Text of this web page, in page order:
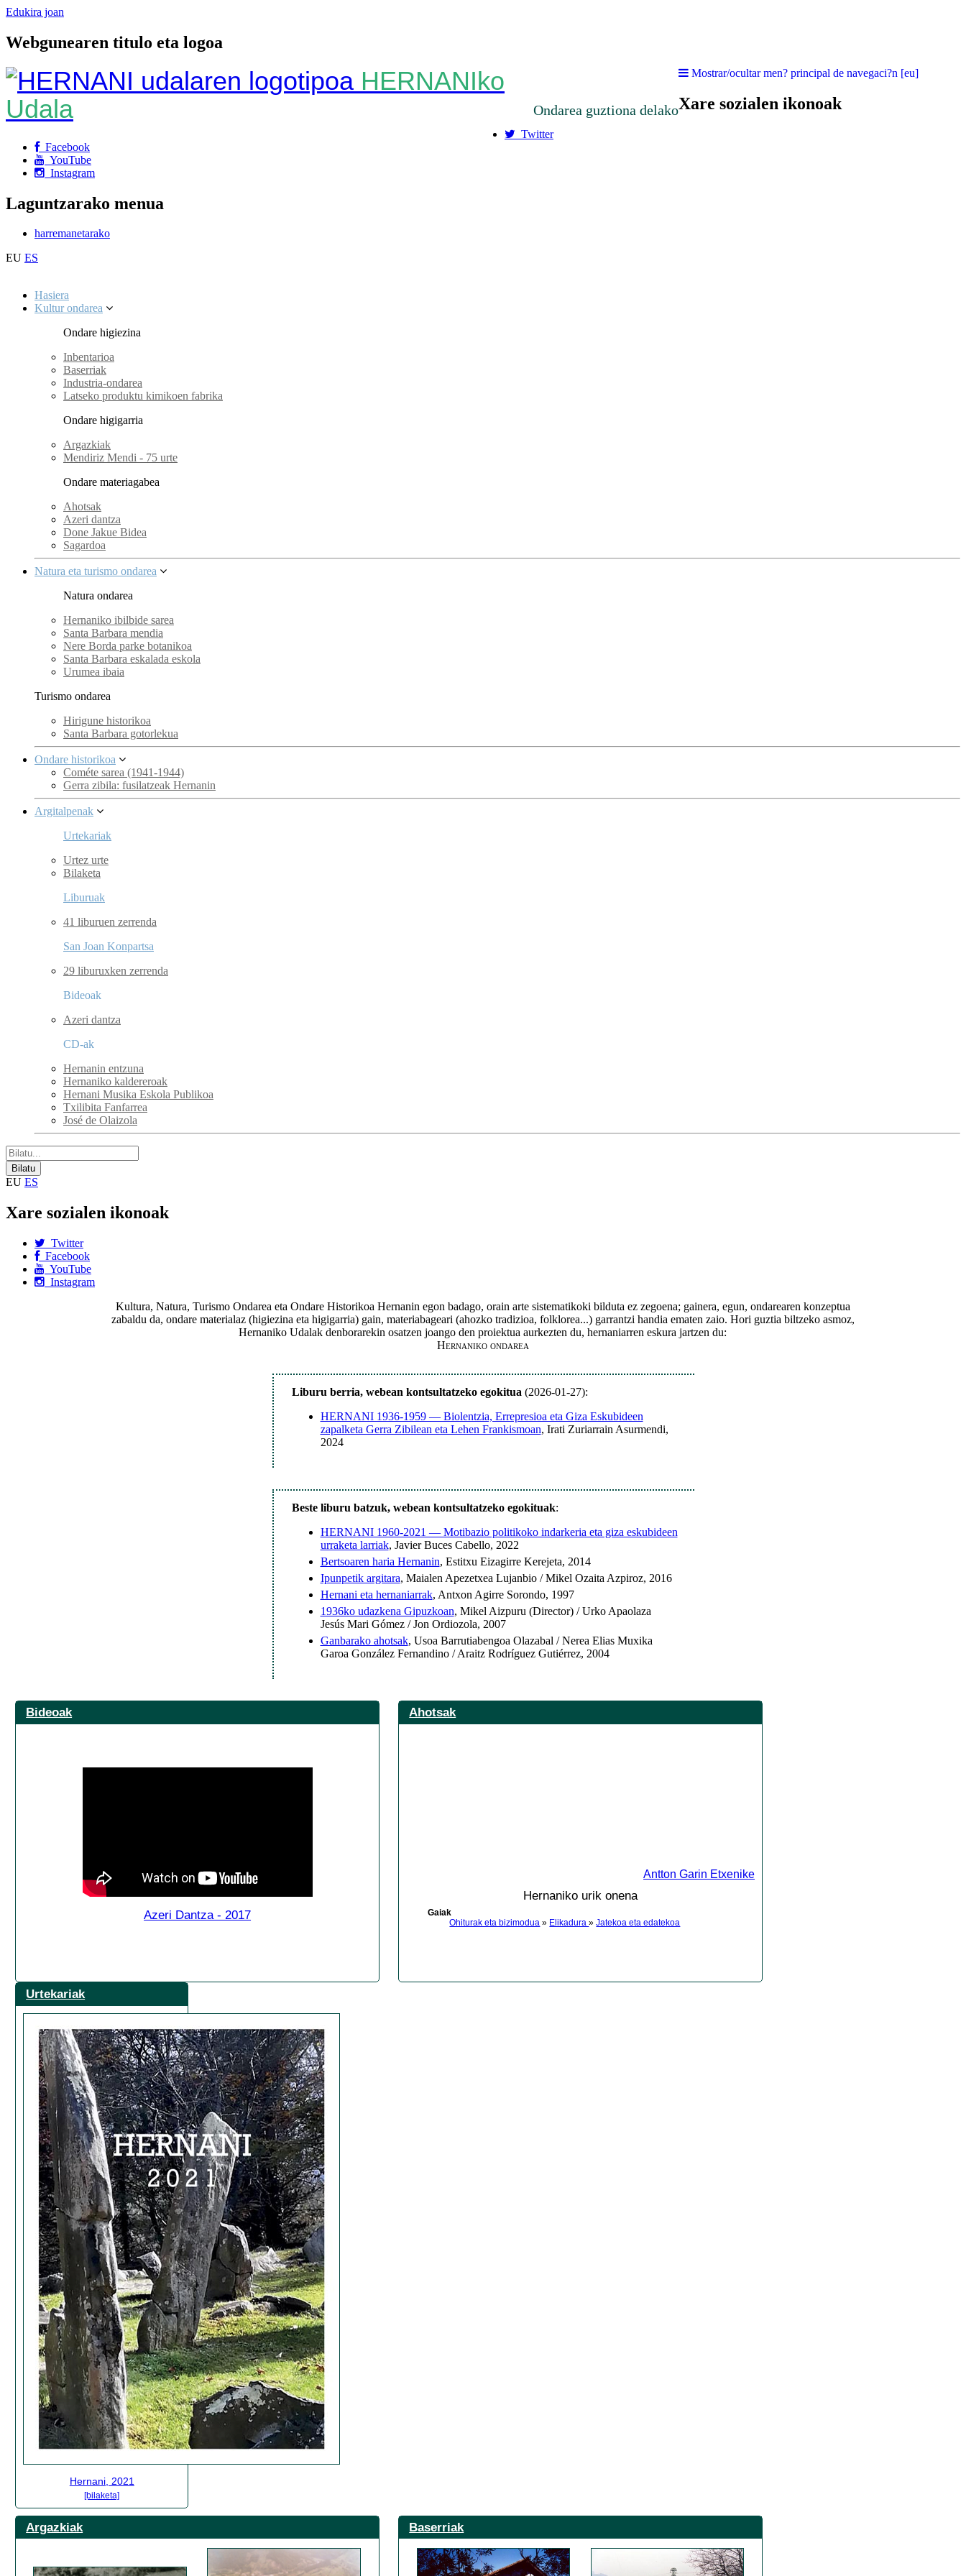
Edukira joan
Webgunearen titulo eta logoa
HERNANIko
Udala
Ondarea guztiona delako
Mostrar/ocultar men? principal de navegaci?n [eu]
Xare sozialen ikonoak
Twitter
Facebook
YouTube
Instagram
Laguntzarako menua
harremanetarako
EU ES
Hasiera
Kultur ondarea
Ondare higiezina
Inbentarioa
Baserriak
Industria-ondarea
Latseko produktu kimikoen fabrika
Ondare higigarria
Argazkiak
Mendiriz Mendi - 75 urte
Ondare materiagabea
Ahotsak
Azeri dantza
Done Jakue Bidea
Sagardoa
Natura eta turismo ondarea
Natura ondarea
Hernaniko ibilbide sarea
Santa Barbara mendia
Nere Borda parke botanikoa
Santa Barbara eskalada eskola
Urumea ibaia
Turismo ondarea
Hirigune historikoa
Santa Barbara gotorlekua
Ondare historikoa
Cométe sarea (1941-1944)
Gerra zibila: fusilatzeak Hernanin
Argitalpenak
Urtekariak
Urtez urte
Bilaketa
Liburuak
41 liburuen zerrenda
San Joan Konpartsa
29 liburuxken zerrenda
Bideoak
Azeri dantza
CD-ak
Hernanin entzuna
Hernaniko kaldereroak
Hernani Musika Eskola Publikoa
Txilibita Fanfarrea
José de Olaizola
EU ES
Xare sozialen ikonoak
Twitter
Facebook
YouTube
Instagram
Kultura, Natura, Turismo Ondarea eta Ondare Historikoa Hernanin egon badago, orain arte sistematikoki bilduta ez zegoena; gainera, egun, ondarearen konzeptua
zabaldu da, ondare materialaz (higiezina eta higigarria) gain, materiabageari (ahozko tradizioa, folklorea...) garrantzi handia ematen zaio. Hori guztia biltzeko asmoz,
Hernaniko Udalak denborarekin osatzen joango den proiektua aurkezten du, hernaniarren eskura jartzen du:
Hernaniko ondarea
Liburu berria, webean kontsultatzeko egokitua (2026-01-27):
HERNANI 1936-1959 — Biolentzia, Errepresioa eta Giza Eskubideen
zapalketa Gerra Zibilean eta Lehen Frankismoan, Irati Zuriarrain Asurmendi,
2024
Beste liburu batzuk, webean kontsultatzeko egokituak:
HERNANI 1960-2021 — Motibazio politikoko indarkeria eta giza eskubideen
urraketa larriak, Javier Buces Cabello, 2022
Bertsoaren haria Hernanin, Estitxu Eizagirre Kerejeta, 2014
Ipunpetik argitara, Maialen Apezetxea Lujanbio / Mikel Ozaita Azpiroz, 2016
Hernani eta hernaniarrak, Antxon Agirre Sorondo, 1997
1936ko udazkena Gipuzkoan, Mikel Aizpuru (Director) / Urko Apaolaza
Jesús Mari Gómez / Jon Ordiozola, 2007
Ganbarako ahotsak, Usoa Barrutiabengoa Olazabal / Nerea Elias Muxika
Garoa González Fernandino / Araitz Rodríguez Gutiérrez, 2004
Bideoak
Azeri Dantza - 2017
Ahotsak
Antton Garin Etxenike
Hernaniko urik onena
Gaiak
Ohiturak eta bizimodua » Elikadura»Jatekoa eta edatekoa
Urtekariak
Hernani, 2021
[bilaketa]
Argazkiak Baserriak